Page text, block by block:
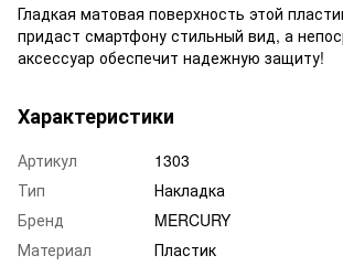
Гладкая матовая поверхность этой
придаст смартфону стильный вид, а
аксессуар обеспечит надежную защиту!
Характеристики
Артикул
1303
Тип
Накладка
Бренд
MERCURY
Материал
Пластик